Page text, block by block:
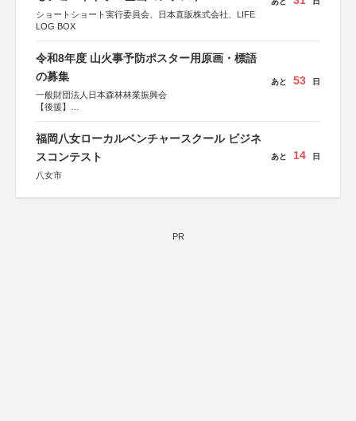
ショートショート実行委員会、日本直販株式会社、LIFE
LOG BOX
令和8年度 山火事予防ポスター用原画・標語
の募集
一般財団法人日本森林林業振興会
【後援】
あと 53 日
福岡八女ローカルベンチャースクール ビジネ
スコンテスト
八女市
あと 14 日
PR